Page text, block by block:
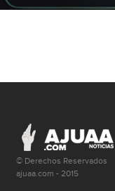
© Derechos Reservados
ajuaa.com - 2015